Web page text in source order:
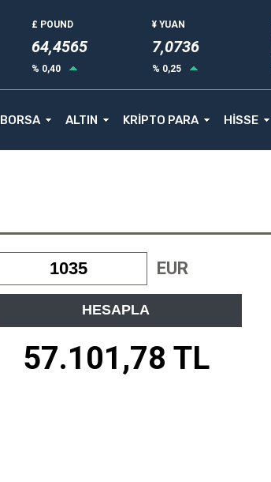
£ POUND
64,4565
% 0,40
¥ YUAN
7,0736
% 0,25
BORSA ALTIN KRİPTO PARA HİSSE
EUR
HESAPLA
57.101,78 TL